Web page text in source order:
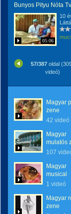
Bunyos Pityu Nóta Tv
05:06
10
57/387oldal
videó)
Magyar
zene
42 videó
Magyar
mulatós
107
Magyar
musical
1 videó
Magyar
zene